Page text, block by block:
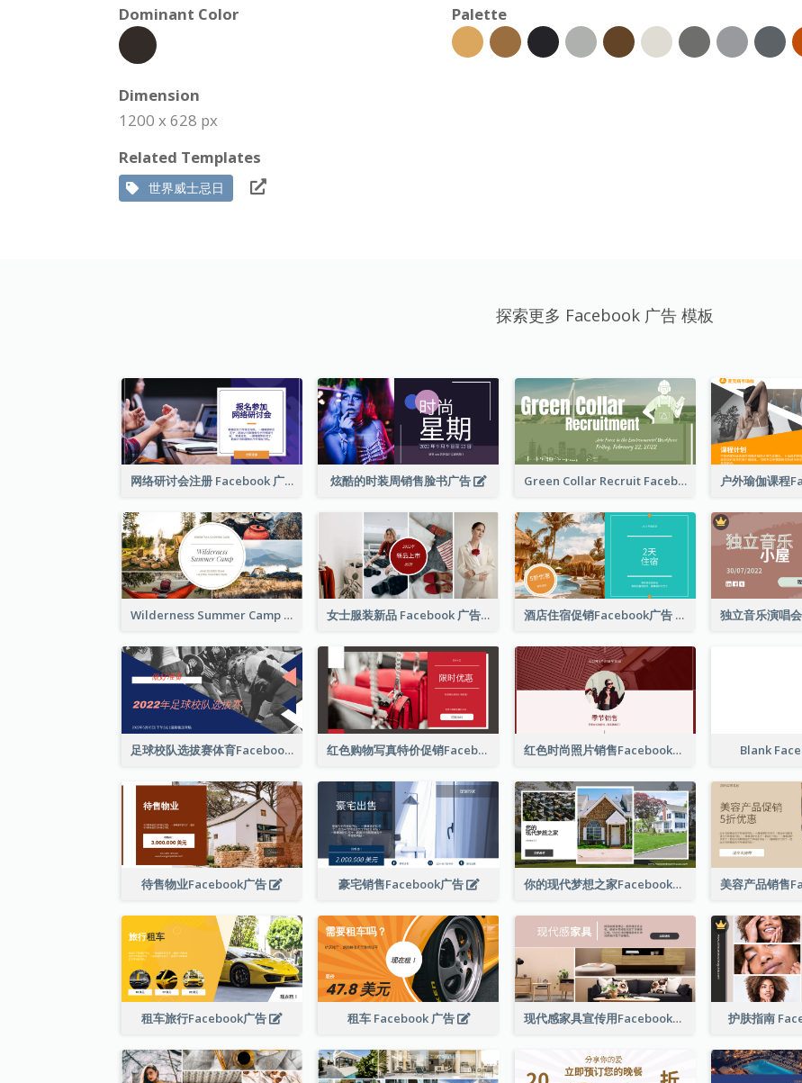
Dominant Color
Palette
Dimension
1200 x 628 px
Related Templates
世界威士忌日
探索更多 Facebook 广告 模板
网络研讨会注册 Facebook 广告 炫酷的时装周销售脸书广告 Green Collar Recruit Facebook Ad
Wilderness Summer Camp Facebook Post 女士服装新品 Facebook 广告 酒店住宿促销Facebook广告
足球校队选拔赛体育Facebook广告 红色购物写真特价促销Facebook广告 红色时尚照片销售Facebook广告 Blank
待售物业Facebook广告 豪宅销售Facebook广告 你的现代梦想之家Facebook广告
租车旅行Facebook广告 租车 Facebook 广告 现代感家具宣传用Facebook帖子 护肤指南